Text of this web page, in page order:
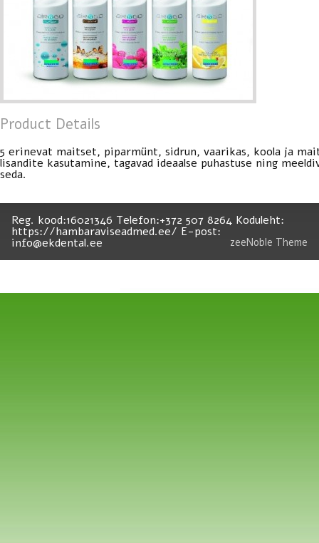
Product Details
5 erinevat maitset, piparmünt, sidrun, vaarikas, koola ja
lisandite kasutamine, tagavad ideaalse puhastuse ning
seda.
Reg. kood:16021346 Telefon:+372 507 8264 Koduleht:
https://hambaraviseadmed.ee/ E-post:
info@ekdental.ee zeeNoble Theme